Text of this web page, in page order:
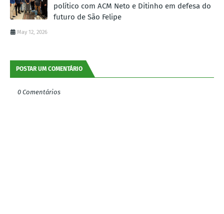
político com ACM Neto e Ditinho em defesa do
futuro de São Felipe
May 12, 2026
POSTAR UM COMENTÁRIO
0 Comentários